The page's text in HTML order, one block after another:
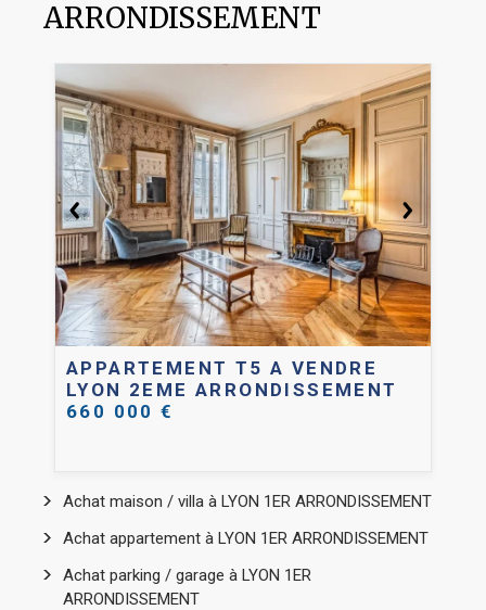
ARRONDISSEMENT
APPARTEMENT T5 A VENDRE
LYON 2EME ARRONDISSEMENT
660 000 €
Achat maison / villa à LYON 1ER ARRONDISSEMENT
Achat appartement à LYON 1ER ARRONDISSEMENT
Achat parking / garage à LYON 1ER
ARRONDISSEMENT